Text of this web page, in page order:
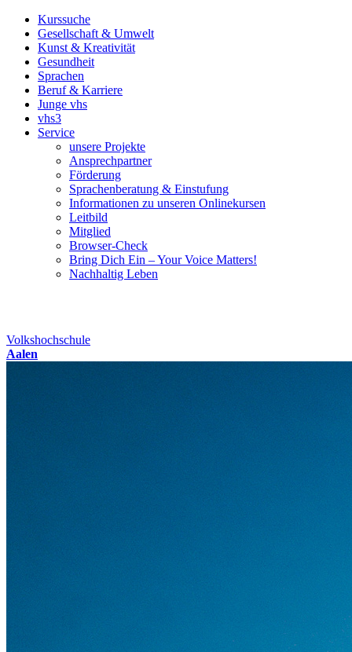
Kurssuche
Gesellschaft & Umwelt
Kunst & Kreativität
Gesundheit
Sprachen
Beruf & Karriere
Junge vhs
vhs3
Service
unsere Projekte
Ansprechpartner
Förderung
Sprachenberatung & Einstufung
Informationen zu unseren Onlinekursen
Leitbild
Mitglied
Browser-Check
Bring Dich Ein – Your Voice Matters!
Nachhaltig Leben
Volkshochschule
Aalen